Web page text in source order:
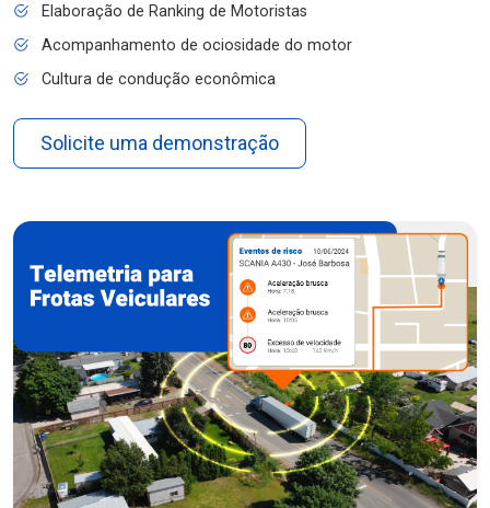
Elaboração de Ranking de Motoristas
Acompanhamento de ociosidade do motor
Cultura de condução econômica
Solicite uma demonstração